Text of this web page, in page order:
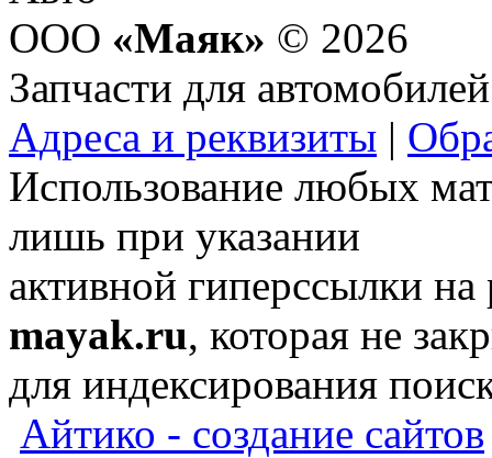
ООО «Маяк» © 2026
Запчасти для автомобилей
Адреса и реквизиты |
Использование любых
лишь при указании
активной гиперссылки
mayak.ru, которая не
для индексирования
Айтико - создание сайтов